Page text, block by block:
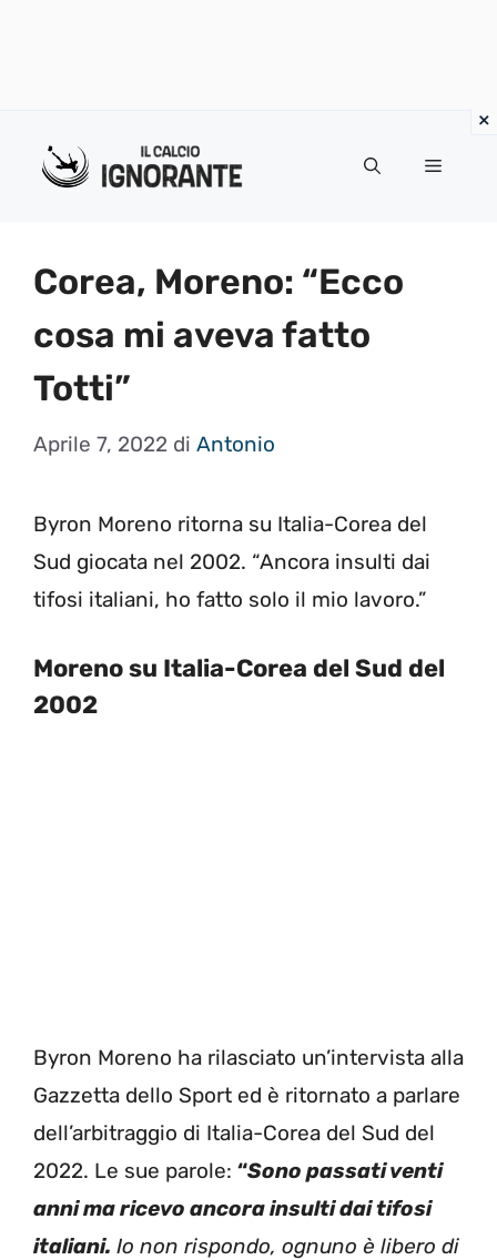
Menu
Corea, Moreno: “Ecco
cosa mi aveva fatto
Totti”
Aprile 7, 2022 di Antonio
Byron Moreno ritorna su Italia-Corea del
Sud giocata nel 2002. “Ancora insulti dai
tifosi italiani, ho fatto solo il mio lavoro.”
Moreno su Italia-Corea del Sud del
2002
Byron Moreno ha rilasciato un’intervista alla
Gazzetta dello Sport ed è ritornato a parlare
dell’arbitraggio di Italia-Corea del Sud del
2022. Le sue parole: “Sono passati venti
anni ma ricevo ancora insulti dai tifosi
italiani. Io non rispondo, ognuno è libero di